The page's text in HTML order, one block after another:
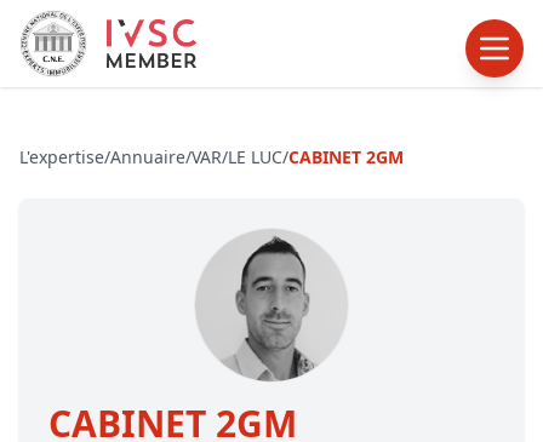
L'expertise/Annuaire/VAR/LE LUC/CABINET 2GM
CABINET 2GM